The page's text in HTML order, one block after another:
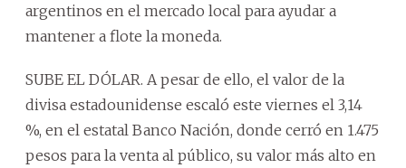
argentinos en el mercado local para ayudar a
mantener a flote la moneda.
SUBE EL DÓLAR. A pesar de ello, el valor de la
divisa estadounidense escaló este viernes el 3,14
%, en el estatal Banco Nación, donde cerró en 1.475
pesos para la venta al público, su valor más alto en